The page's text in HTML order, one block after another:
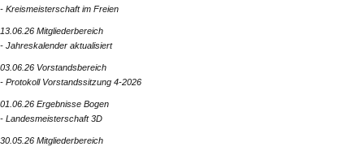
- Kreismeisterschaft im Freien
13.06.26 Mitgliederbereich
- Jahreskalender aktualisiert
03.06.26 Vorstandsbereich
- Protokoll Vorstandssitzung 4-2026
01.06.26 Ergebnisse Bogen
- Landesmeisterschaft 3D
30.05.26 Mitgliederbereich